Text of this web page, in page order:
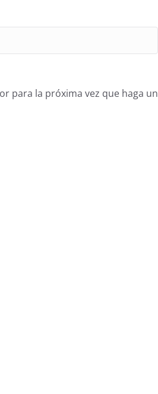
para la próxima vez que haga un